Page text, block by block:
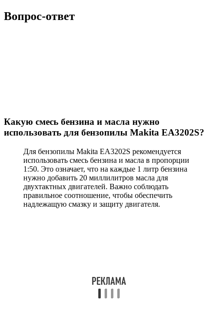
Вопрос-ответ
Какую смесь бензина и масла нужно
использовать для бензопилы Makita EA3202S?
Для бензопилы Makita EA3202S рекомендуется
использовать смесь бензина и масла в пропорции
1:50. Это означает, что на каждые 1 литр бензина
нужно добавить 20 миллилитров масла для
двухтактных двигателей. Важно соблюдать
правильное соотношение, чтобы обеспечить
надлежащую смазку и защиту двигателя.